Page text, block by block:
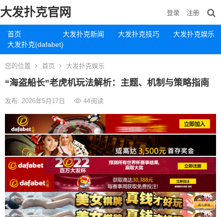
大发扑克官网
首页 大发扑克新闻 大发扑克技巧
大发扑克娱乐
大发扑克(dafabet)
登录 注册
您的位置 首页 大发扑克娱乐
“海盗船长”老虎机玩法解析：主题、机制与策略指南
发布: 2026年5月17日 44阅读